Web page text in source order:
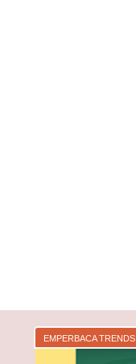
EMPERBACA TRENDS